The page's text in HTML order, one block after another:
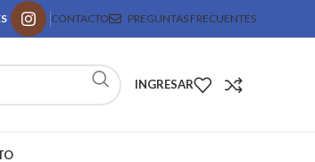
CONTACTO PREGUNTAS FRECUENTES
INGRESAR